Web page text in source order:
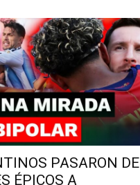
PASARON DE
ÉPICOS A